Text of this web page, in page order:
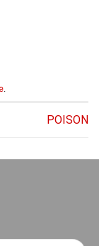
POISON